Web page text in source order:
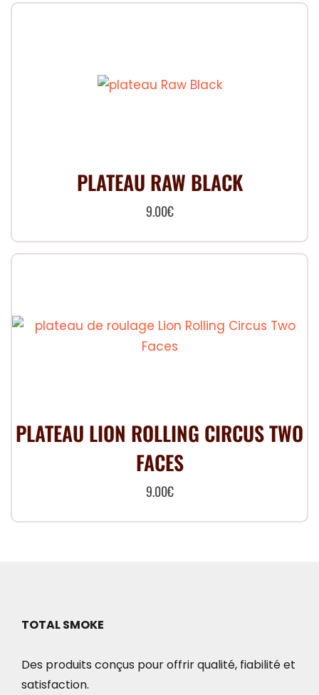
PLATEAU RAW BLACK
9.00€
PLATEAU LION ROLLING CIRCUS TWO
FACES
9.00€
TOTAL SMOKE
Des produits conçus pour offrir qualité, fiabilité et
satisfaction.